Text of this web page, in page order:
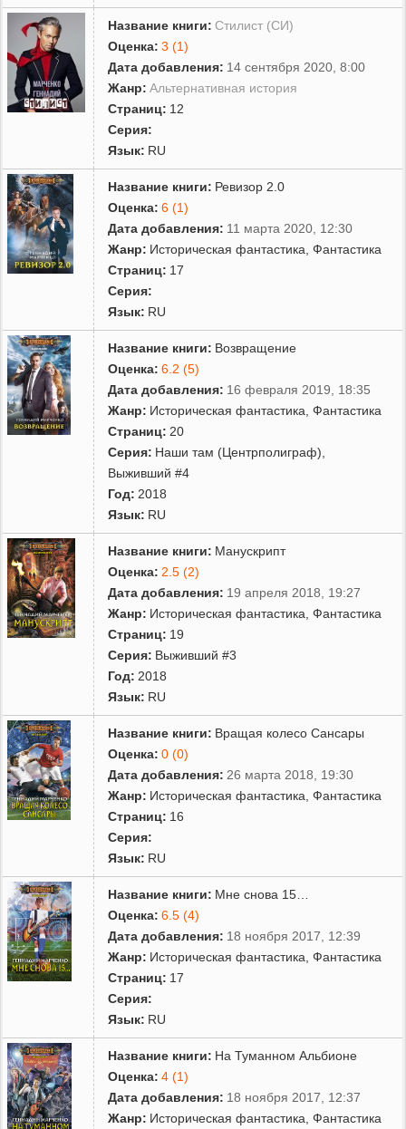
Название книги: Стилист (СИ)
Оценка: 3 (1)
Дата добавления: 14 сентября 2020, 8:00
Жанр: Альтернативная история
Страниц: 12
Серия:
Язык: RU
Название книги: Ревизор 2.0
Оценка: 6 (1)
Дата добавления: 11 марта 2020, 12:30
Жанр: Историческая фантастика ,Фантастика
Страниц: 17
Серия:
Язык: RU
Название книги: Возвращение
Оценка: 6.2 (5)
Дата добавления: 16 февраля 2019, 18:35
Жанр: Историческая фантастика ,Фантастика
Страниц: 20
Серия: Наши там (Центрполиграф)
Выживший #4
Год: 2018
Язык: RU
Название книги: Манускрипт
Оценка: 2.5 (2)
Дата добавления: 19 апреля 2018, 19:27
Жанр: Историческая фантастика ,Фантастика
Страниц: 19
Серия: Выживший #3
Год: 2018
Язык: RU
Название книги: Вращая колесо Сансары
Оценка: 0 (0)
Дата добавления: 26 марта 2018, 19:30
Жанр: Историческая фантастика ,Фантастика
Страниц: 16
Серия:
Язык: RU
Название книги: Мне снова 15…
Оценка: 6.5 (4)
Дата добавления: 18 ноября 2017, 12:39
Жанр: Историческая фантастика ,Фантастика
Страниц: 17
Серия:
Язык: RU
Название книги: На Туманном Альбионе
Оценка: 4 (1)
Дата добавления: 18 ноября 2017, 12:37
Жанр: Историческая фантастика ,Фантастика